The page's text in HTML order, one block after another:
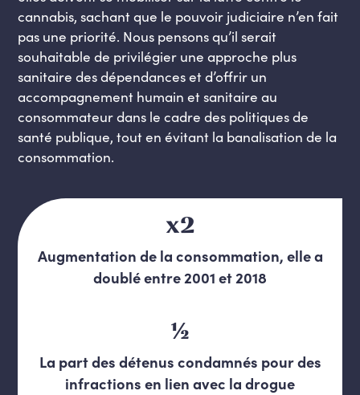
cannabis, sachant que le pouvoir judiciaire n’en fait
pas une priorité. Nous pensons qu’il serait
souhaitable de privilégier une approche plus
sanitaire des dépendances et d’offrir un
accompagnement humain et sanitaire au
consommateur dans le cadre des politiques de
santé publique, tout en évitant la banalisation de la
consommation.
x2
Augmentation de la consommation, elle a
doublé entre 2001 et 2018
½
La part des détenus condamnés pour des
infractions en lien avec la drogue